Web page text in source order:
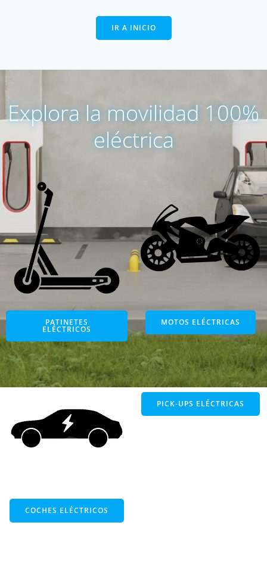
IR A INICIO
Explora la movilidad 100%
eléctrica
PATINETES
ELÉCTRICOS
MOTOS ELÉCTRICAS
COCHES ELÉCTRICOS
PICK-UPS ELÉCTRICAS